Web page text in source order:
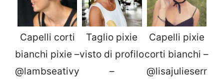
Capelli corti
bianchi pixie –
@lambseativy
Taglio pixie
visto di profilo
–
Capelli pixie
corti bianchi –
@lisajulieserr